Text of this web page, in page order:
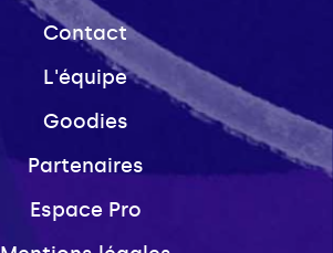
Contact
L'équipe
Goodies
Partenaires
Espace Pro